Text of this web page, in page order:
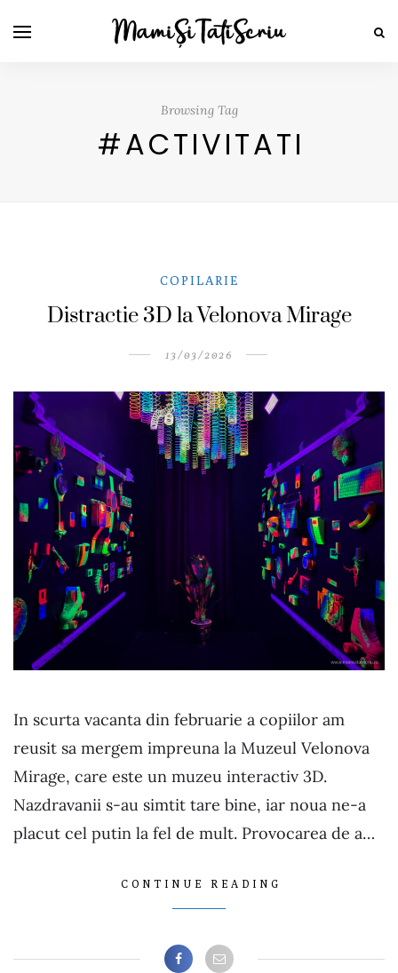
Browsing Tag
#ACTIVITATI
COPILARIE
Distractie 3D la Velonova Mirage
13/03/2026
In scurta vacanta din februarie a copiilor am
reusit sa mergem impreuna la Muzeul Velonova
Mirage, care este un muzeu interactiv 3D.
Nazdravanii s-au simtit tare bine, iar noua ne-a
placut cel putin la fel de mult. Provocarea de a…
CONTINUE READING